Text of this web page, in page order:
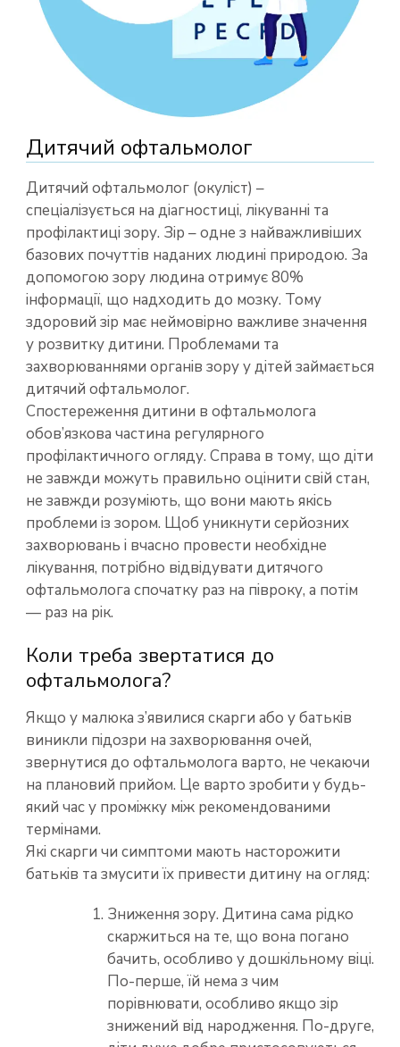
Дитячий офтальмолог
Дитячий офтальмолог (окуліст) –
спеціалізується на діагностиці, лікуванні та
профілактиці зору. Зір – одне з найважливіших
базових почуттів наданих людині природою. За
допомогою зору людина отримує 80%
інформації, що надходить до мозку. Тому
здоровий зір має неймовірно важливе значення
у розвитку дитини. Проблемами та
захворюваннями органів зору у дітей займається
дитячий офтальмолог.
Спостереження дитини в офтальмолога
обов’язкова частина регулярного
профілактичного огляду. Справа в тому, що діти
не завжди можуть правильно оцінити свій стан,
не завжди розуміють, що вони мають якісь
проблеми із зором. Щоб уникнути серйозних
захворювань і вчасно провести необхідне
лікування, потрібно відвідувати дитячого
офтальмолога спочатку раз на півроку, а потім
— раз на рік.
Коли треба звертатися до
офтальмолога?
Якщо у малюка з’явилися скарги або у батьків
виникли підозри на захворювання очей,
звернутися до офтальмолога варто, не чекаючи
на плановий прийом. Це варто зробити у будь-
який час у проміжку між рекомендованими
термінами.
Які скарги чи симптоми мають насторожити
батьків та змусити їх привести дитину на огляд:
Зниження зору. Дитина сама рідко
скаржиться на те, що вона погано
бачить, особливо у дошкільному віці.
По-перше, їй нема з чим
порівнювати, особливо якщо зір
знижений від народження. По-друге,